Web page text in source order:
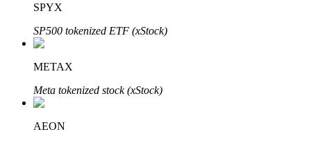
SPYX
SP500 tokenized ETF (xStock)
METAX
Meta tokenized stock (xStock)
AEON